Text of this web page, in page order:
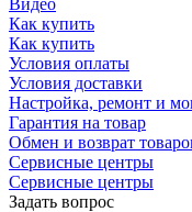
Видео
Как купить
Как купить
Условия оплаты
Условия доставки
Настройка, ремонт и
Гарантия на товар
Обмен и возврат
Сервисные центры
Сервисные центры
Задать вопрос